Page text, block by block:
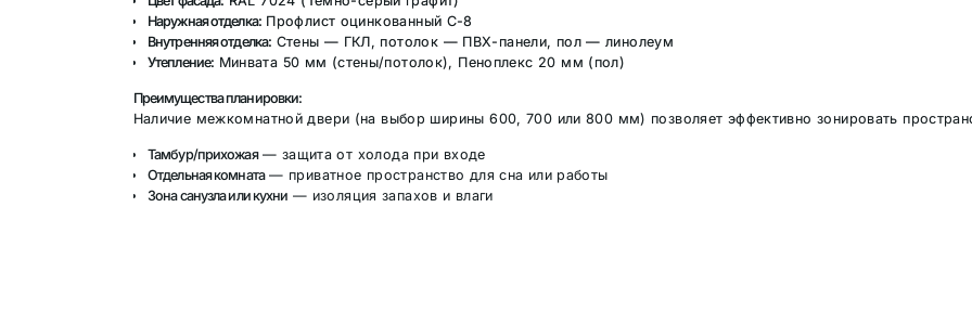
Наружная отделка:Профлист оцинкованный С-8
Внутренняя отделка: Стены — ГКЛ, потолок — ПВХ-панели, пол — линолеум
Утепление: Минвата 50 мм (стены/потолок), Пеноплекс 20 мм (пол)
Преимущества планировки:
Наличие межкомнатной двери (на выбор ширины 600, 700 или 800 мм) позволяет эффективно зонировать
Тамбур/прихожая— защита от холода при входе
Отдельная комната— приватное пространство для сна или работы
Зона санузла или кухни — изоляция запахов и влаги